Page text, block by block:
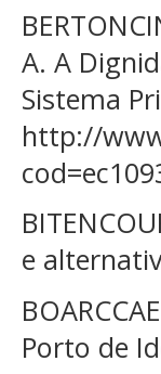
A. A
Sistema
http://
e
Porto de